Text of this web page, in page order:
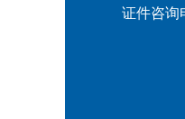
证件咨询